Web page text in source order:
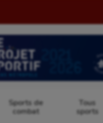
Sports de
combat
Tous
sports